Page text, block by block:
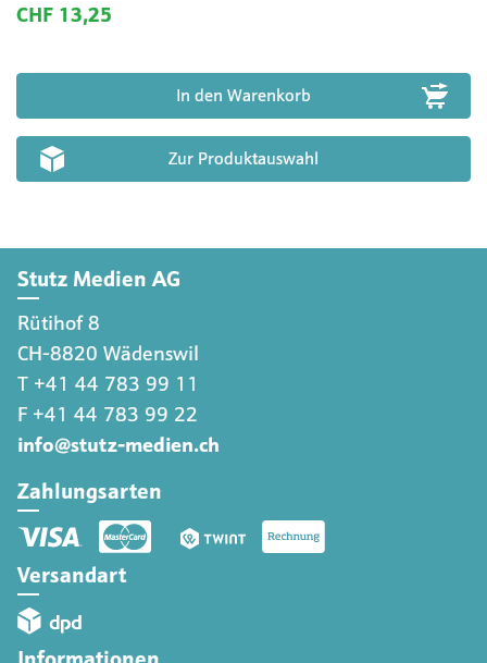
CHF 13,25
Zur Produktauswahl
Stutz Medien AG
Rütihof 8
CH-8820 Wädenswil
T +41 44 783 99 11
F +41 44 783 99 22
info@stutz-medien.ch
Zahlungsarten
Versandart